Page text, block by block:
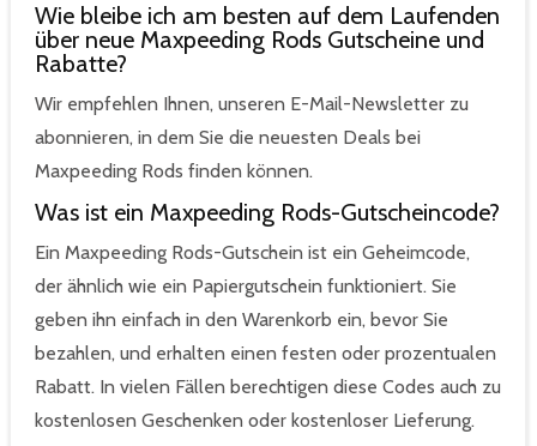
Wie bleibe ich am besten auf dem Laufenden
über neue Maxpeeding Rods Gutscheine und
Rabatte?
Wir empfehlen Ihnen, unseren E-Mail-Newsletter zu
abonnieren, in dem Sie die neuesten Deals bei
Maxpeeding Rods finden können.
Was ist ein Maxpeeding Rods-Gutscheincode?
Ein Maxpeeding Rods-Gutschein ist ein Geheimcode,
der ähnlich wie ein Papiergutschein funktioniert. Sie
geben ihn einfach in den Warenkorb ein, bevor Sie
bezahlen, und erhalten einen festen oder prozentualen
Rabatt. In vielen Fällen berechtigen diese Codes auch zu
kostenlosen Geschenken oder kostenloser Lieferung.